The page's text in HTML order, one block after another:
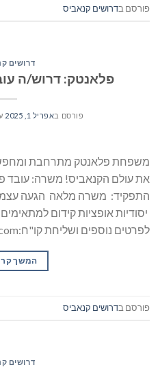
פורסם בדרושים קנאביס
דרושים
פלאנטק: דרוש/ה
פורסם באפריל 1, 2025
משפחת פלאנטק מתרחבת
את עולם הקנאביס! משרה: עובד
התפקיד: משרה מלאה הגעה
יסודיות אופציות קידום
לפרטים נוספים ושליחת קו"ח:office@plantechmd.com
המשך
פורסם בדרושים קנאביס
דרושים